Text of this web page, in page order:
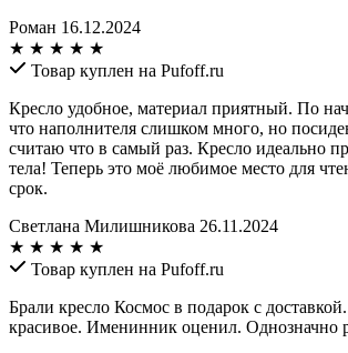
Роман 16.12.2024
★ ★ ★ ★ ★
Товар куплен на Pufoff.ru
Кресло удобное, материал приятный. По
что наполнителя слишком много, но
считаю что в самый раз. Кресло идеально
тела! Теперь это моё любимое место для
срок.
Светлана Милишникова 26.11.2024
★ ★ ★ ★ ★
Товар куплен на Pufoff.ru
Брали кресло Космос в подарок с
красивое. Именинник оценил. Однозначно